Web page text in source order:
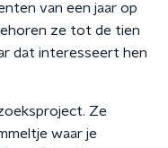
van een jaar op
ze tot de tien
dat interesseert hen
Ze
waar je